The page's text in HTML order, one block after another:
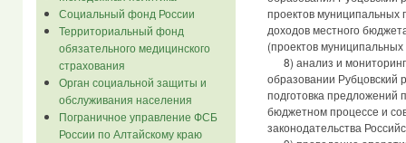
Социальный фонд России
Территориальный фонд
обязательного медицинского
страхования
Орган социальной защиты и
обслуживания населения
Пограничное управление ФСБ
России по Алтайскому краю
проектов муниципальных
доходов местного
(проектов
8) анализ и
образовании Рубцовский
подготовка предложений
бюджетном процессе и
законодательства